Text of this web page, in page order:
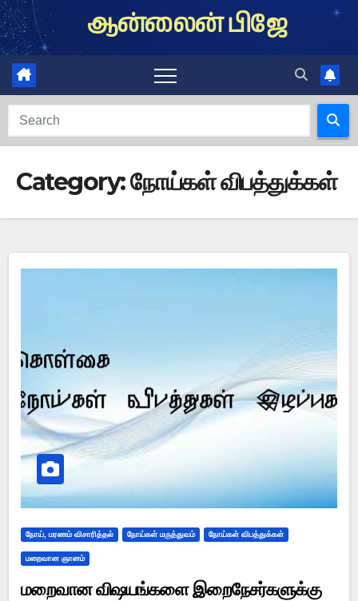
Skip
to
content
ஆன்லைன் பிஜே
Category:நோய்கள் விபத்துக்கள்
நோய், மரணம் விசாரித்தல் நோய்கள் மருத்துவம் நோய்கள் விபத்துக்கள்
மறைவான ஞானம்
மறைவான விஷயங்களை இறைநேசர்களுக்கு